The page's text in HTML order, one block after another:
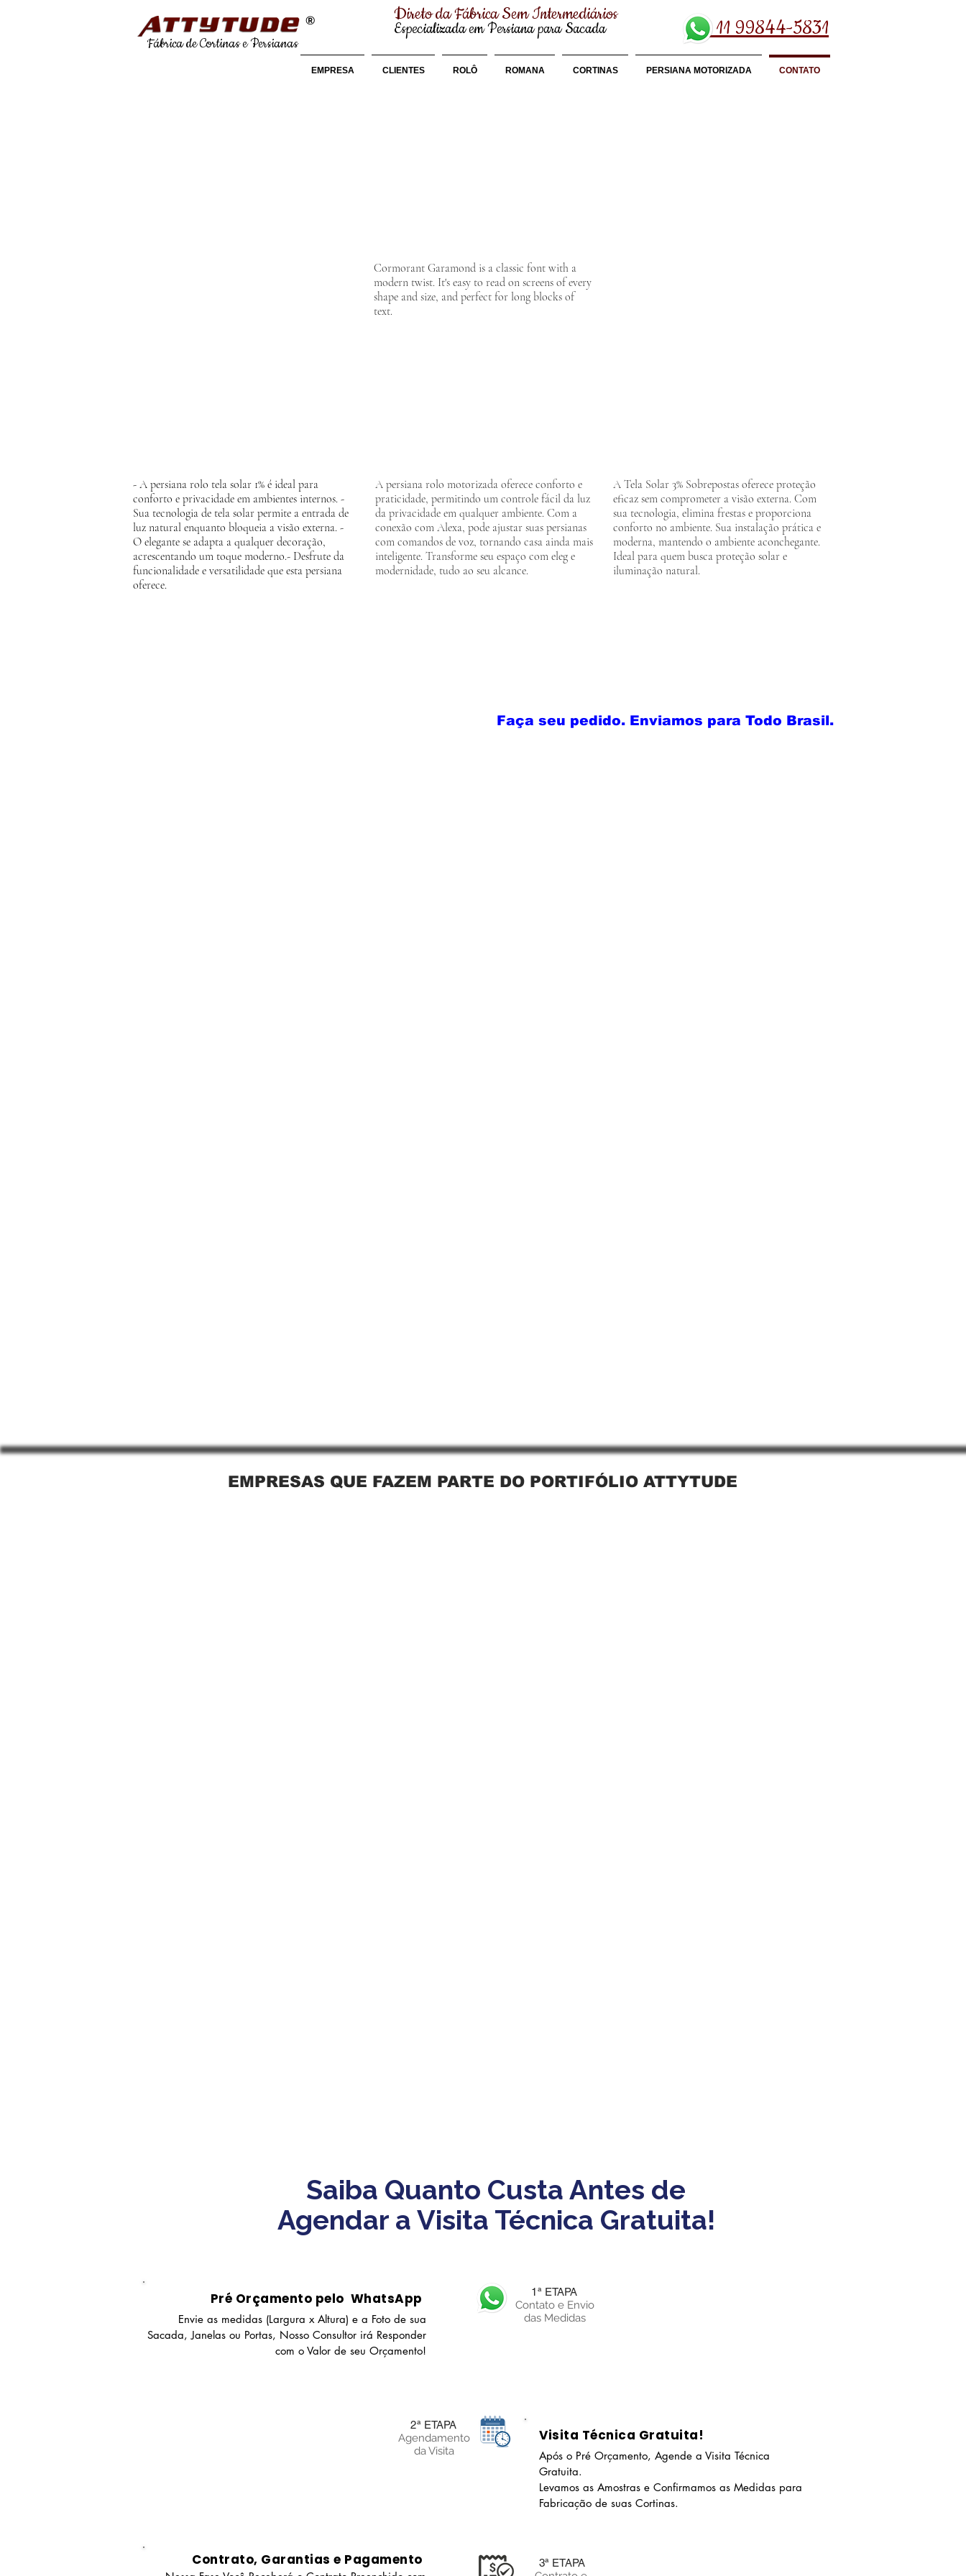
Fábrica de Cortinas e Persianas
® Direto da Fábrica Sem Intermediários
Especializada em Persiana para Sacada 11 99844-5831
EMPRESA CLIENTES ROLÔ ROMANA CORTINAS PERSIANA MOTORIZADA CONTATO
- A persiana rolo tela solar 1% é ideal para
conforto e privacidade em ambientes internos. -
Sua tecnologia de tela solar permite a entrada de
luz natural enquanto bloqueia a visão externa. -
O elegante se adapta a qualquer decoração,
acrescentando um toque moderno.- Desfrute da
funcionalidade e versatilidade que esta persiana
oferece.
Cormorant Garamond is a classic font with a
modern twist. It's easy to read on screens of every
shape and size, and perfect for long blocks of
text.
A persiana rolo motorizada oferece conforto e
praticidade, permitindo um controle fácil da luz
da privacidade em qualquer ambiente. Com a
conexão com Alexa, pode ajustar suas persianas
com comandos de voz, tornando casa ainda mais
inteligente. Transforme seu espaço com eleg e
modernidade, tudo ao seu alcance.
A Tela Solar 3% Sobrepostas oferece proteção
eficaz sem comprometer a visão externa. Com
sua tecnologia, elimina frestas e proporciona
conforto no ambiente. Sua instalação prática e
moderna, mantendo o ambiente aconchegante.
Ideal para quem busca proteção solar e
iluminação natural.
Faça seu pedido. Enviamos para Todo Brasil.
EMPRESAS QUE FAZEM PARTE DO PORTIFÓLIO ATTYTUDE
Saiba Quanto Custa Antes de
Agendar a Visita Técnica Gratuita!
Pré Orçamento pelo WhatsApp
Envie as medidas (Largura x Altura) e a Foto de sua
Sacada, Janelas ou Portas, Nosso Consultor irá Responder
com o Valor de seu Orçamento!
1ª ETAPA
Contato e Envio
das Medidas
2ª ETAPA
Agendamento
da Visita
Contrato, Garantias e Pagamento
Visita Técnica Gratuita!
Após o Pré Orçamento, Agende a Visita Técnica
Gratuita.
Levamos as Amostras e Confirmamos as Medidas para
Fabricação de suas Cortinas.
3ª ETAPA